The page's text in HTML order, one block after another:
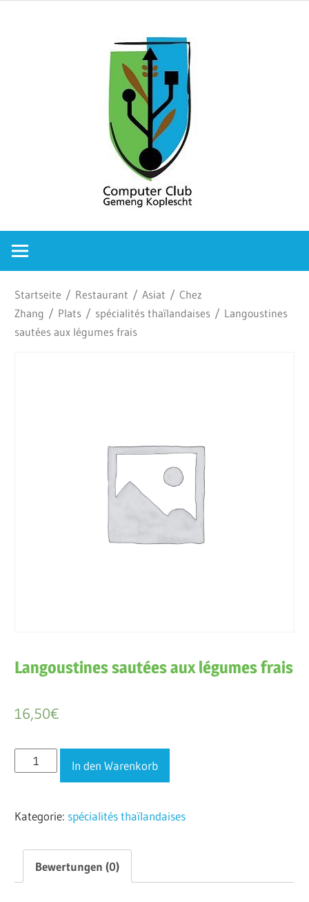
Club
Startseite / Restaurant /Asiat /Chez
Zhang / Plats / spécialités thaïlandaises / Langoustines
sautées aux légumes frais
Langoustines sautées aux légumes frais
16,50€
Langoustines
sautées
légumes
In den Warenkorb
Kategorie: spécialités thaïlandaises
Bewertungen (0)